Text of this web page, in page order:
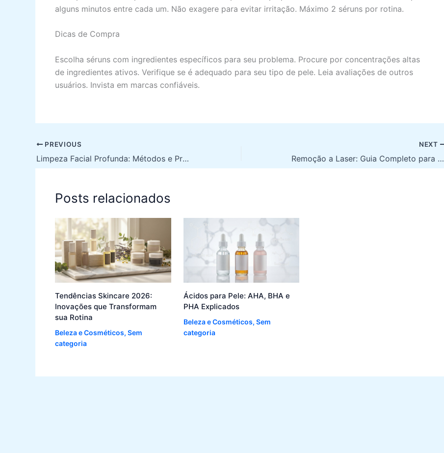
alguns minutos entre cada um. Não exagere para evitar irritação. Máximo 2 séruns por rotina.
Dicas de Compra
Escolha séruns com ingredientes específicos para seu problema. Procure por concentrações altas
de ingredientes ativos. Verifique se é adequado para seu tipo de pele. Leia avaliações de outros
usuários. Invista em marcas confiáveis.
PREVIOUS
Limpeza Facial Profunda: Métodos e Produtos Recomendados
NEXT
Remoção a Laser: Guia Completo para Pele Perfeita
Posts relacionados
Tendências Skincare 2026:
Inovações que Transformam
sua Rotina
Beleza e Cosméticos, Sem
categoria
Ácidos para Pele: AHA, BHA e
PHA Explicados
Beleza e Cosméticos, Sem
categoria